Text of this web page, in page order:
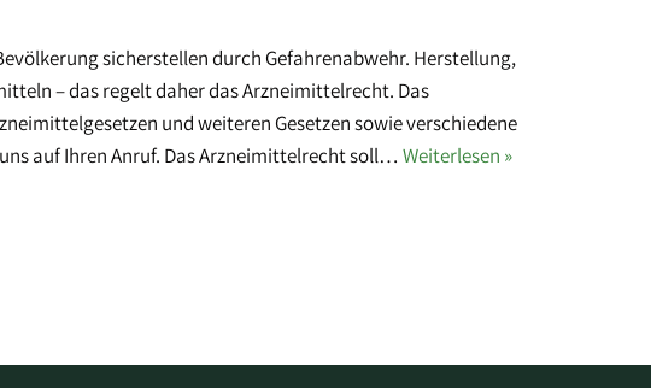
sicherstellen durch Gefahrenabwehr. Herstellung,
– das regelt daher das Arzneimittelrecht. Das
und weiteren Gesetzen sowie verschiedene
auf Ihren Anruf. Das Arzneimittelrecht soll… Weiterlesen »